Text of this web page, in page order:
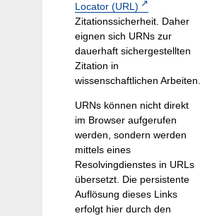
Locator (URL)
Zitationssicherheit. Daher
eignen sich URNs zur
dauerhaft sichergestellten
Zitation in
wissenschaftlichen Arbeiten.
URNs können nicht direkt
im Browser aufgerufen
werden, sondern werden
mittels eines
Resolvingdienstes in URLs
übersetzt. Die persistente
Auflösung dieses Links
erfolgt hier durch den